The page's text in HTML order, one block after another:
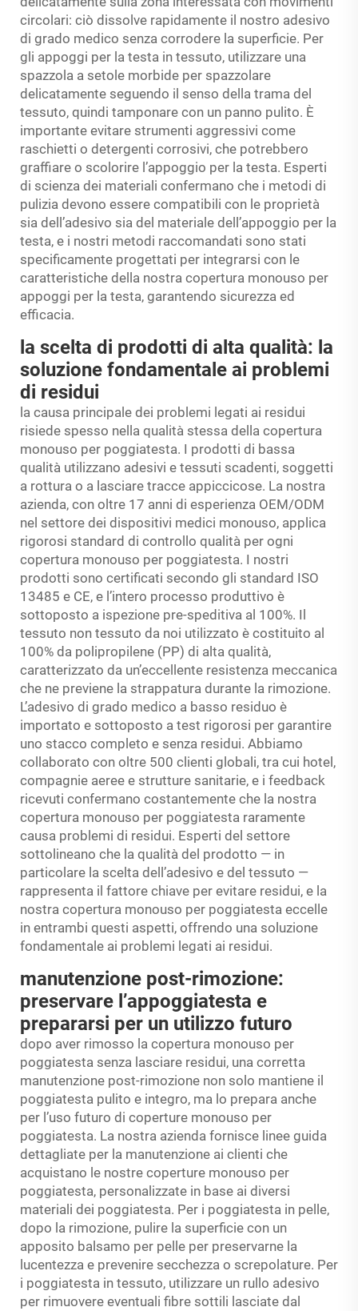
circolari: ciò dissolve rapidamente il nostro adesivo
di grado medico senza corrodere la superficie. Per
gli appoggi per la testa in tessuto, utilizzare una
spazzola a setole morbide per spazzolare
delicatamente seguendo il senso della trama del
tessuto, quindi tamponare con un panno pulito. È
importante evitare strumenti aggressivi come
raschietti o detergenti corrosivi, che potrebbero
graffiare o scolorire l’appoggio per la testa. Esperti
di scienza dei materiali confermano che i metodi di
pulizia devono essere compatibili con le proprietà
sia dell’adesivo sia del materiale dell’appoggio per la
testa, e i nostri metodi raccomandati sono stati
specificamente progettati per integrarsi con le
caratteristiche della nostra copertura monouso per
appoggi per la testa, garantendo sicurezza ed
efficacia.
la scelta di prodotti di alta qualità: la
soluzione fondamentale ai problemi
di residui
la causa principale dei problemi legati ai residui
risiede spesso nella qualità stessa della copertura
monouso per poggiatesta. I prodotti di bassa
qualità utilizzano adesivi e tessuti scadenti, soggetti
a rottura o a lasciare tracce appiccicose. La nostra
azienda, con oltre 17 anni di esperienza OEM/ODM
nel settore dei dispositivi medici monouso, applica
rigorosi standard di controllo qualità per ogni
copertura monouso per poggiatesta. I nostri
prodotti sono certificati secondo gli standard ISO
13485 e CE, e l’intero processo produttivo è
sottoposto a ispezione pre-speditiva al 100%. Il
tessuto non tessuto da noi utilizzato è costituito al
100% da polipropilene (PP) di alta qualità,
caratterizzato da un’eccellente resistenza meccanica
che ne previene la strappatura durante la rimozione.
L’adesivo di grado medico a basso residuo è
importato e sottoposto a test rigorosi per garantire
uno stacco completo e senza residui. Abbiamo
collaborato con oltre 500 clienti globali, tra cui hotel,
compagnie aeree e strutture sanitarie, e i feedback
ricevuti confermano costantemente che la nostra
copertura monouso per poggiatesta raramente
causa problemi di residui. Esperti del settore
sottolineano che la qualità del prodotto — in
particolare la scelta dell’adesivo e del tessuto —
rappresenta il fattore chiave per evitare residui, e la
nostra copertura monouso per poggiatesta eccelle
in entrambi questi aspetti, offrendo una soluzione
fondamentale ai problemi legati ai residui.
manutenzione post-rimozione:
preservare l’appoggiatesta e
prepararsi per un utilizzo futuro
dopo aver rimosso la copertura monouso per
poggiatesta senza lasciare residui, una corretta
manutenzione post-rimozione non solo mantiene il
poggiatesta pulito e integro, ma lo prepara anche
per l’uso futuro di coperture monouso per
poggiatesta. La nostra azienda fornisce linee guida
dettagliate per la manutenzione ai clienti che
acquistano le nostre coperture monouso per
poggiatesta, personalizzate in base ai diversi
materiali dei poggiatesta. Per i poggiatesta in pelle,
dopo la rimozione, pulire la superficie con un
apposito balsamo per pelle per preservarne la
lucentezza e prevenire secchezza o screpolature. Per
i poggiatesta in tessuto, utilizzare un rullo adesivo
per rimuovere eventuali fibre sottili lasciate dal